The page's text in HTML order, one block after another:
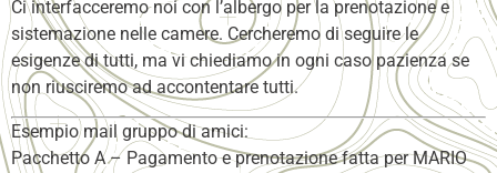
Ci interfacceremo noi con l’albergo per la prenotazione e
sistemazione nelle camere. Cercheremo di seguire le
esigenze di tutti, ma vi chiediamo in ogni caso pazienza se
non riusciremo ad accontentare tutti.
Esempio mail gruppo di amici:
Pacchetto A – Pagamento e prenotazione fatta per MARIO